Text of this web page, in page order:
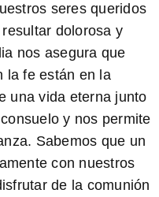
seres queridos
dolorosa y
nos asegura que
la fe están en la
una vida eterna junto
y nos permite
Sabemos que un
con nuestros
de la comunión